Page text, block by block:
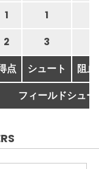
1 1
2 3
点 シュート 阻止
フィールドシュー